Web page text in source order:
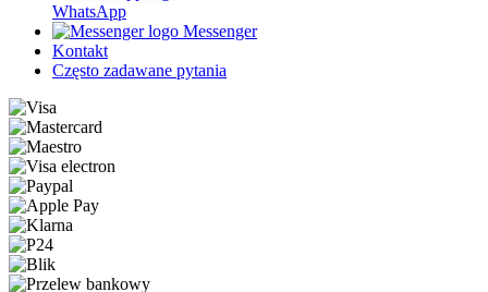
WhatsApp
Messenger
Kontakt
Często zadawane pytania